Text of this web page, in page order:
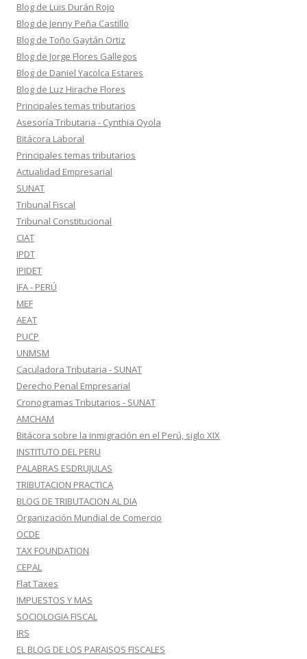
Blog de Luis Durán Rojo
Blog de Jenny Peña Castillo
Blog de Toño Gaytán Ortiz
Blog de Jorge Flores Gallegos
Blog de Daniel Yacolca Estares
Blog de Luz Hirache Flores
Principales temas tributarios
Asesoría Tributaria - Cynthia Oyola
Bitácora Laboral
Principales temas tributarios
Actualidad Empresarial
SUNAT
Tribunal Fiscal
Tribunal Constitucional
CIAT
IPDT
IPIDET
IFA - PERÚ
MEF
AEAT
PUCP
UNMSM
Caculadora Tributaria - SUNAT
Derecho Penal Empresarial
Cronogramas Tributarios - SUNAT
AMCHAM
Bitácora sobre la inmigración en el Perú, siglo XIX
INSTITUTO DEL PERU
PALABRAS ESDRUJULAS
TRIBUTACION PRACTICA
BLOG DE TRIBUTACION AL DIA
Organización Mundial de Comercio
OCDE
TAX FOUNDATION
CEPAL
Flat Taxes
IMPUESTOS Y MAS
SOCIOLOGIA FISCAL
IRS
EL BLOG DE LOS PARAISOS FISCALES